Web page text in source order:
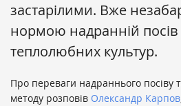
застарілими. Вже
нормою надранній посів
теплолюбних культур.
Про переваги надраннього посіву
методу розповів Олександр Карпов